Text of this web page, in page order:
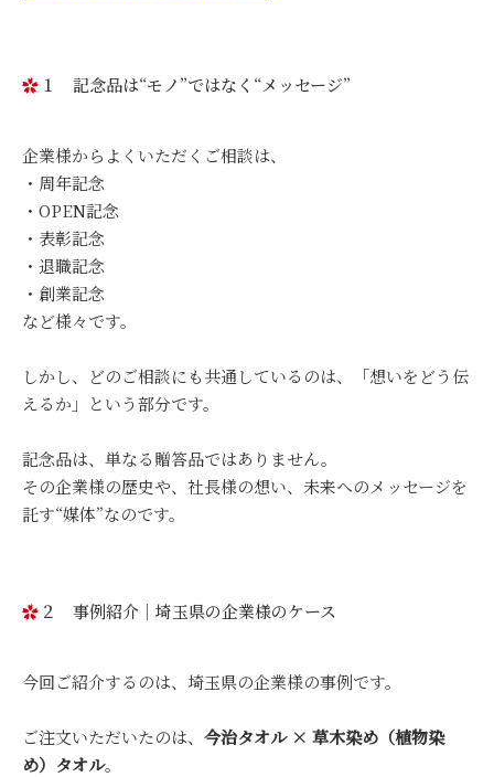
１ 記念品は“モノ”ではなく“メッセージ”
企業様からよくいただくご相談は、
・周年記念
・OPEN記念
・表彰記念
・退職記念
・創業記念
など様々です。
しかし、どのご相談にも共通しているのは、「想いをどう伝
えるか」という部分です。
記念品は、単なる贈答品ではありません。
その企業様の歴史や、社長様の想い、未来へのメッセージを
託す“媒体”なのです。
２ 事例紹介｜埼玉県の企業様のケース
今回ご紹介するのは、埼玉県の企業様の事例です。
ご注文いただいたのは、 今治タオル × 草木染め（植物染
め）タオル。